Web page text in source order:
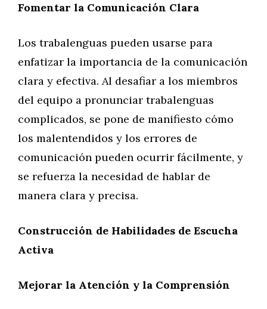
Fomentar la Comunicación Clara
Los trabalenguas pueden usarse para
enfatizar la importancia de la comunicación
clara y efectiva. Al desafiar a los miembros
del equipo a pronunciar trabalenguas
complicados, se pone de manifiesto cómo
los malentendidos y los errores de
comunicación pueden ocurrir fácilmente, y
se refuerza la necesidad de hablar de
manera clara y precisa.
Construcción de Habilidades de Escucha
Activa
Mejorar la Atención y la Comprensión